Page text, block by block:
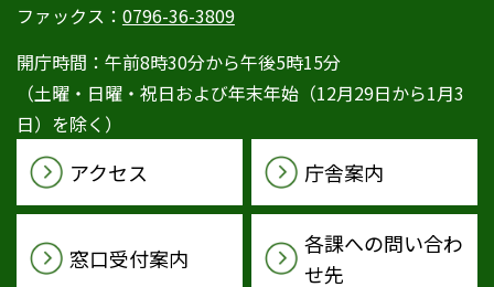
ファックス： 0796-36-3809
開庁時間：午前8時30分から午後5時15分
（土曜・日曜・祝日および年末年始（12月29日から1月3
日）を除く）
アクセス 庁舎案内
窓口受付案内
各課への問い合わ
せ先